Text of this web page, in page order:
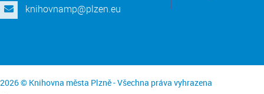
knihovnamp@plzen.eu
2026 © Knihovna města Plzně - Všechna práva vyhrazena